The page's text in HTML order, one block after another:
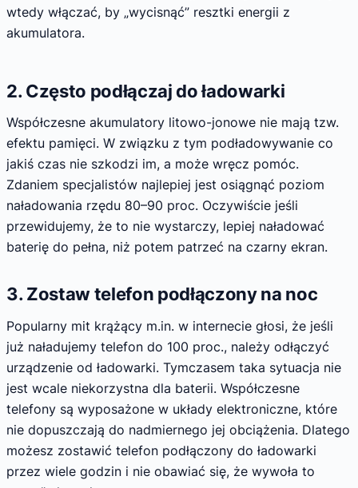
wtedy włączać, by „wycisnąć” resztki energii z
akumulatora.
2. Często podłączaj do ładowarki
Współczesne akumulatory litowo-jonowe nie mają tzw.
efektu pamięci. W związku z tym podładowywanie co
jakiś czas nie szkodzi im, a może wręcz pomóc.
Zdaniem specjalistów najlepiej jest osiągnąć poziom
naładowania rzędu 80–90 proc. Oczywiście jeśli
przewidujemy, że to nie wystarczy, lepiej naładować
baterię do pełna, niż potem patrzeć na czarny ekran.
3. Zostaw telefon podłączony na noc
Popularny mit krążący m.in. w internecie głosi, że jeśli
już naładujemy telefon do 100 proc., należy odłączyć
urządzenie od ładowarki. Tymczasem taka sytuacja nie
jest wcale niekorzystna dla baterii. Współczesne
telefony są wyposażone w układy elektroniczne, które
nie dopuszczają do nadmiernego jej obciążenia. Dlatego
możesz zostawić telefon podłączony do ładowarki
przez wiele godzin i nie obawiać się, że wywoła to